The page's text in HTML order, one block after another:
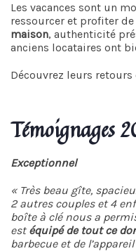
Les vacances sont un
ressourcer et profiter de
maison, authenticité
anciens locataires ont
Découvrez leurs retours
Témoignages
Exceptionnel
« Très beau gîte,
2 autres couples et 4
boîte à clé nous a
estéquipé de tout ce
barbecue et de